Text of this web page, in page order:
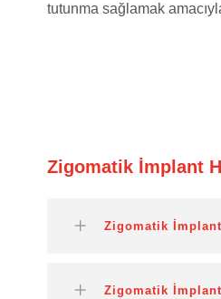
tutunma sağlamak
Zigomatik İmplant
Zigomatik
Zigomatik İmplant